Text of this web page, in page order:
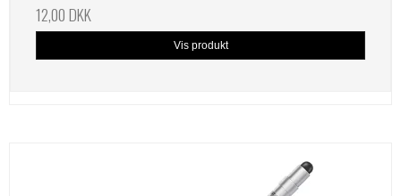
12,00 DKK
Vis produkt